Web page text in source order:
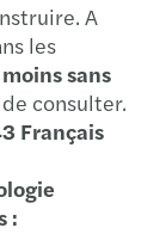
A
les
sans
consulter.
Français
: